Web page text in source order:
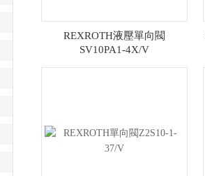
REXROTH液壓單向閥
SV10PA1-4X/V